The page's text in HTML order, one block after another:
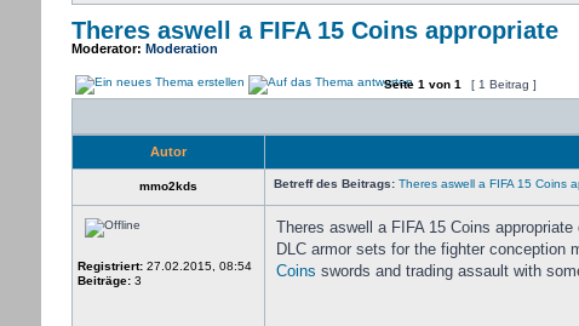
Theres aswell a FIFA 15 Coins appropriate
Moderator: Moderation
Seite 1 von 1 [ 1 Beitrag ]
Autor
mmo2kds Betreff des Beitrags: Theres aswell a FIFA 15 Coins
Registriert:27.02.2015, 08:54
Beiträge:3
Theres aswell a FIFA 15 Coins appropriate
DLC armor sets for the fighter conception
Coins swords and trading assault with